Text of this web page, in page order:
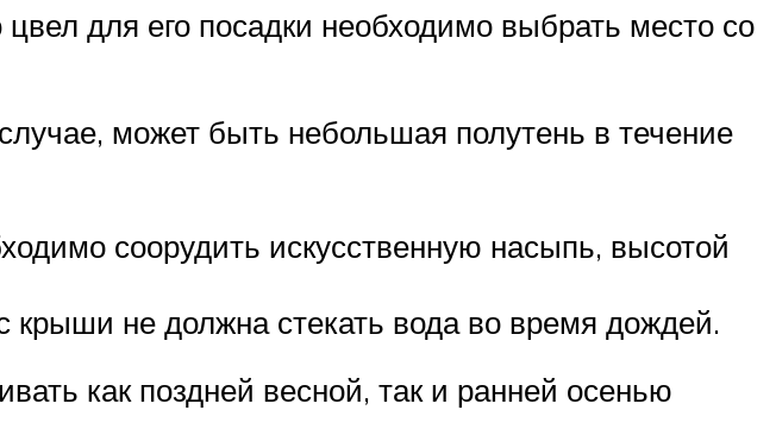
для его посадки необходимо выбрать место со
может быть небольшая полутень в течение
соорудить искусственную насыпь, высотой
не должна стекать вода во время дождей.
как поздней весной, так и ранней осенью